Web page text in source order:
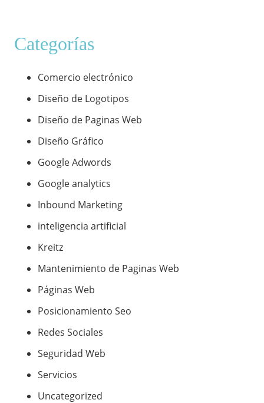
Categorías
Comercio electrónico
Diseño de Logotipos
Diseño de Paginas Web
Diseño Gráfico
Google Adwords
Google analytics
Inbound Marketing
inteligencia artificial
Kreitz
Mantenimiento de Paginas Web
Páginas Web
Posicionamiento Seo
Redes Sociales
Seguridad Web
Servicios
Uncategorized